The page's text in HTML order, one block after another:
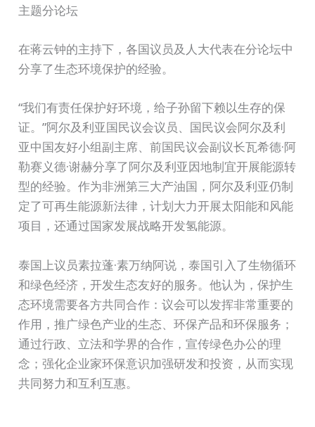
主题分论坛
在蒋云钟的主持下，各国议员及人大代表在分论坛中
分享了生态环境保护的经验。
“我们有责任保护好环境，给子孙留下赖以生存的保
证。”阿尔及利亚国民议会议员、国民议会阿尔及利
亚中国友好小组副主席、前国民议会副议长瓦希德·阿
勒赛义德·谢赫分享了阿尔及利亚因地制宜开展能源转
型的经验。作为非洲第三大产油国，阿尔及利亚仍制
定了可再生能源新法律，计划大力开展太阳能和风能
项目，还通过国家发展战略开发氢能源。
泰国上议员素拉蓬·素万纳阿说，泰国引入了生物循环
和绿色经济，开发生态友好的服务。他认为，保护生
态环境需要各方共同合作：议会可以发挥非常重要的
作用，推广绿色产业的生态、环保产品和环保服务；
通过行政、立法和学界的合作，宣传绿色办公的理
念；强化企业家环保意识加强研发和投资，从而实现
共同努力和互利互惠。